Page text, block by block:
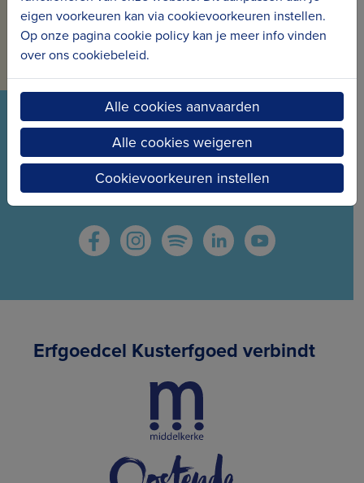
Inschrijven voor de nieuwsbrief
VOLG ONS VIA ONZE SOCIALS
Wees meteen op de hoogte van het laatste nieuws
en de nieuwe projecten.
Erfgoedcel Kusterfgoed verbindt
eigen voorkeuren kan via cookievoorkeuren instellen.
Op onze pagina cookie policy kan je meer info vinden
over ons cookiebeleid.
Alle cookies aanvaarden
Alle cookies weigeren
Cookievoorkeuren instellen